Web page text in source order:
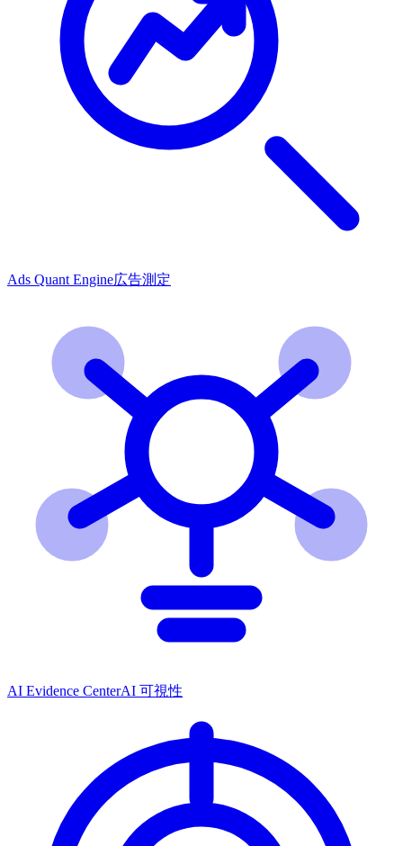
Ads Quant Engine広告測定
AI Evidence CenterAI 可視性